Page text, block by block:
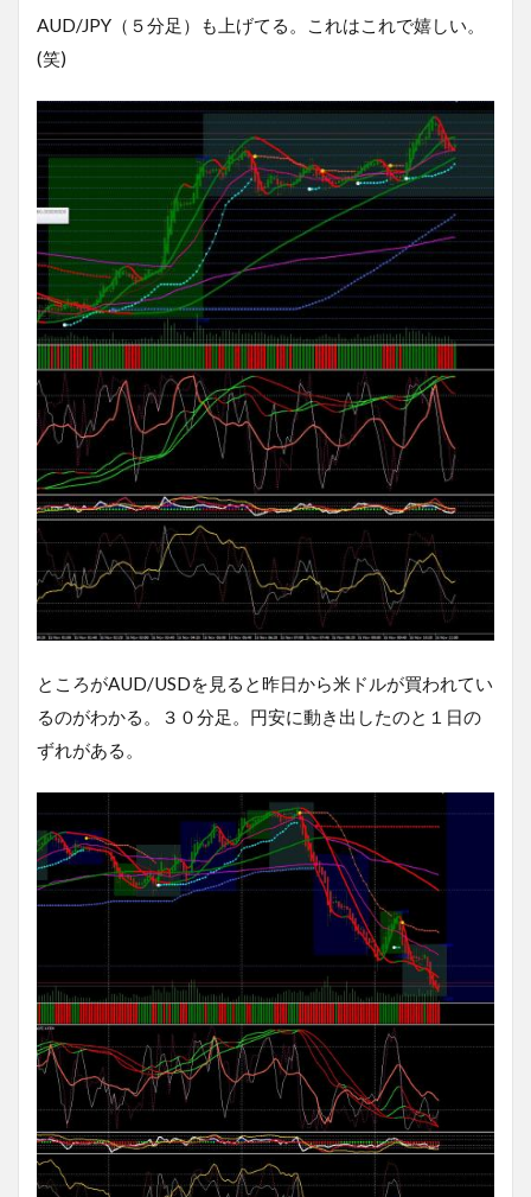
AUD/JPY（５分足）も上げてる。これはこれで嬉しい。
(笑)
ところがAUD/USDを見ると昨日から米ドルが買われてい
るのがわかる。３０分足。円安に動き出したのと１日の
ずれがある。